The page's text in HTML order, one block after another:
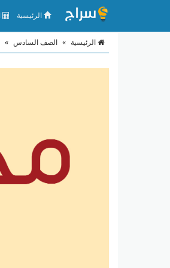
الرئيسية
الرئيسية » الصف السادس »